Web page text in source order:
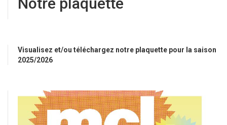
Visualisez et/ou téléchargez notre plaquette pour la saison
2025/2026